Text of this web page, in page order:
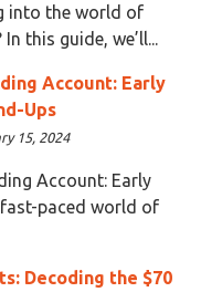
into the world of
this guide, we’ll...
Account: Early
Ups
15, 2024
Account: Early
paced world of
Decoding the $70